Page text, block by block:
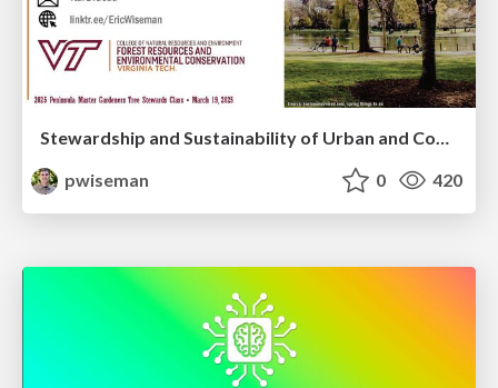
Stewardship and Sustainability of Urban and Community Forests
pwiseman
0 420